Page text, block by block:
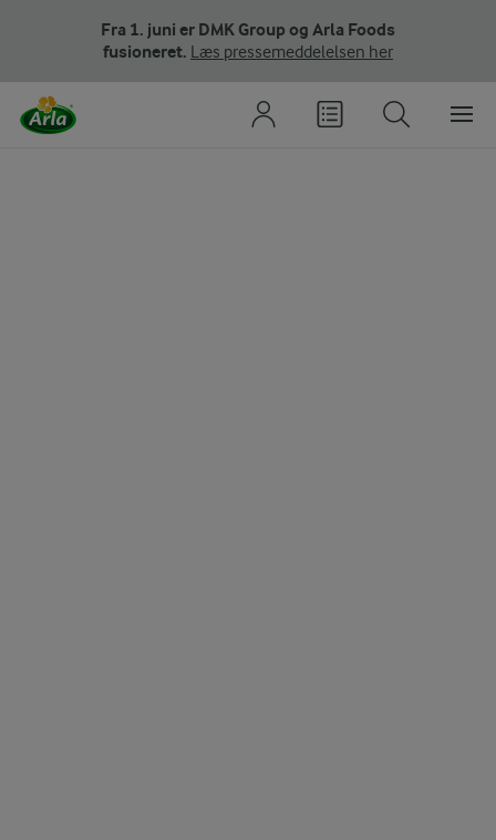
Fra 1. juni er DMK Group og Arla Foods
fusioneret. Læs pressemeddelelsen her